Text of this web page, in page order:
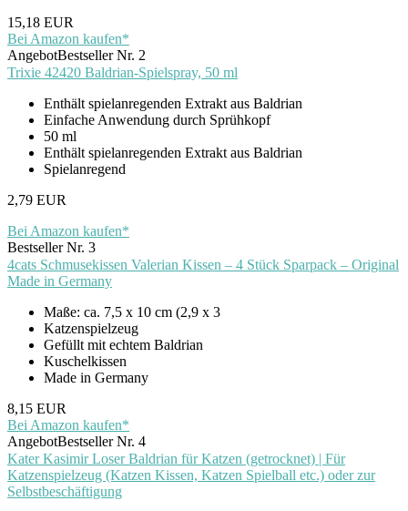
15,18 EUR
Bei Amazon kaufen*
AngebotBestseller Nr. 2
Trixie 42420 Baldrian-Spielspray, 50 ml
Enthält spielanregenden Extrakt aus Baldrian
Einfache Anwendung durch Sprühkopf
50 ml
Enthält spielanregenden Extrakt aus Baldrian
Spielanregend
2,79 EUR
Bei Amazon kaufen*
Bestseller Nr. 3
4cats Schmusekissen Valerian Kissen – 4 Stück Sparpack – Original
Made in Germany
Maße: ca. 7,5 x 10 cm (2,9 x 3
Katzenspielzeug
Gefüllt mit echtem Baldrian
Kuschelkissen
Made in Germany
8,15 EUR
Bei Amazon kaufen*
AngebotBestseller Nr. 4
Kater Kasimir Loser Baldrian für Katzen (getrocknet) | Für
Katzenspielzeug (Katzen Kissen, Katzen Spielball etc.) oder zur
Selbstbeschäftigung